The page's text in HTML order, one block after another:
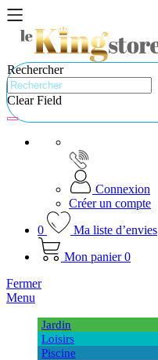
Rechercher
Clear Field
Connexion
Créer un compte
0
Ma liste d’envies
Mon panier 0
Fermer
Menu
Jardin
Loisirs
Piscine